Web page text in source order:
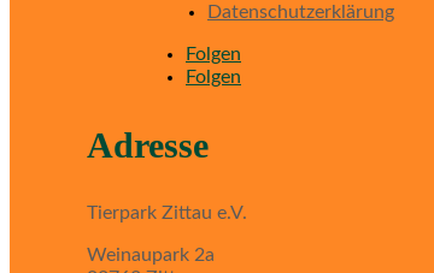
Datenschutzerklärung
Folgen
Folgen
Adresse
Tierpark Zittau e.V.
Weinaupark 2a